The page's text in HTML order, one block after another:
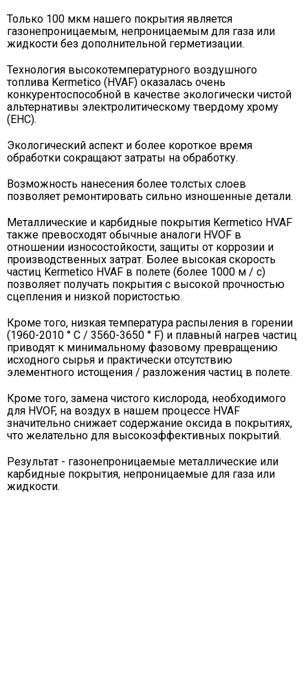
Только 100 мкм нашего покрытия является
газонепроницаемым, непроницаемым для газа или
жидкости без дополнительной герметизации.
Технология высокотемпературного воздушного
топлива Kermetico (HVAF) оказалась очень
конкурентоспособной в качестве экологически чистой
альтернативы электролитическому твердому хрому
(EHC).
Экологический аспект и более короткое время
обработки сокращают затраты на обработку.
Возможность нанесения более толстых слоев
позволяет ремонтировать сильно изношенные детали.
Металлические и карбидные покрытия Kermetico HVAF
также превосходят обычные аналоги HVOF в
отношении износостойкости, защиты от коррозии и
производственных затрат. Более высокая скорость
частиц Kermetico HVAF в полете (более 1000 м / с)
позволяет получать покрытия с высокой прочностью
сцепления и низкой пористостью.
Кроме того, низкая температура распыления в горении
(1960-2010 ° C / 3560-3650 ° F) и плавный нагрев частиц
приводят к минимальному фазовому превращению
исходного сырья и практически отсутствию
элементного истощения / разложения частиц в полете.
Кроме того, замена чистого кислорода, необходимого
для HVOF, на воздух в нашем процессе HVAF
значительно снижает содержание оксида в покрытиях,
что желательно для высокоэффективных покрытий.
Результат - газонепроницаемые металлические или
карбидные покрытия, непроницаемые для газа или
жидкости.